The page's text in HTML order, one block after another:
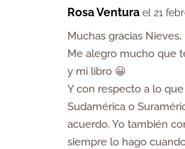
Rosa Ventura el 21
Muchas gracias Nieves,
Me alegro mucho que
y mi libro 😀
Y con respecto a lo
Sudamérica o
acuerdo. Yo también
siempre lo hago